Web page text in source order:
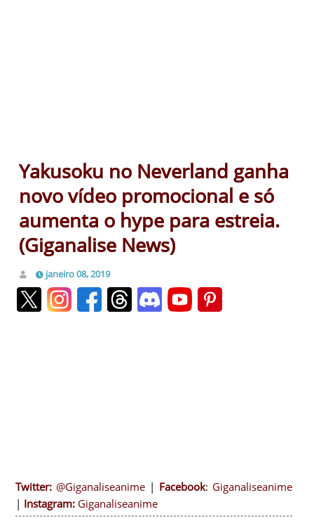
Yakusoku no Neverland ganha
novo vídeo promocional e só
aumenta o hype para estreia.
(Giganalise News)
janeiro 08, 2019
Twitter: @Giganaliseanime | Facebook: Giganaliseanime
| Instagram: Giganaliseanime